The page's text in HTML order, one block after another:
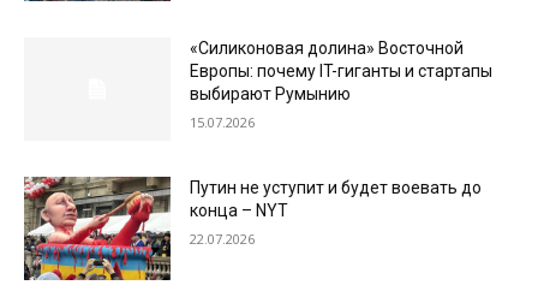
«Силиконовая долина» Восточной
Европы: почему IT-гиганты и стартапы
выбирают Румынию
15.07.2026
Путин не уступит и будет воевать до
конца – NYT
22.07.2026